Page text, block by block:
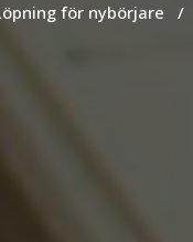
för nybörjare /